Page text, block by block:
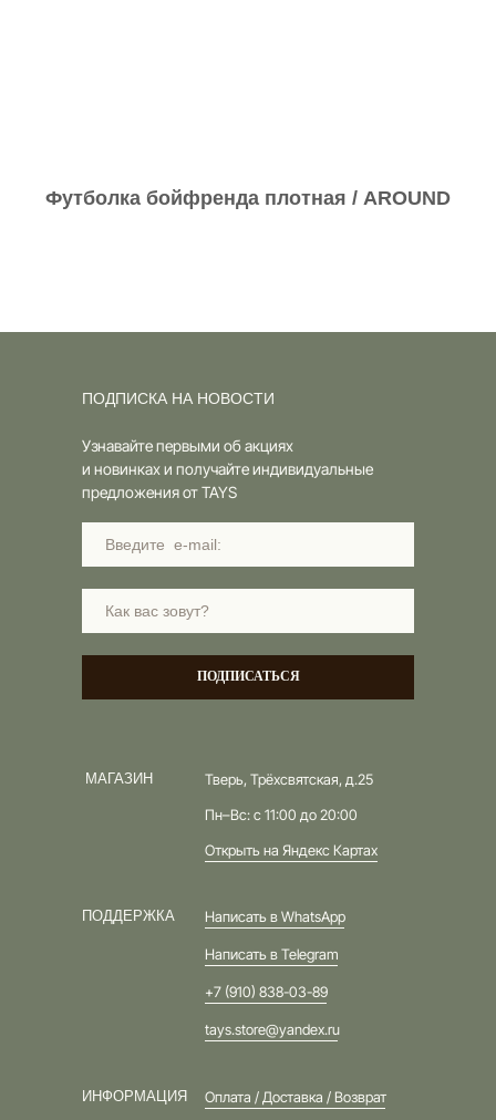
Футболка бойфренда плотная / AROUND
Тверь, Трёхсвятская, д.25
Пн–Вс: с 11:00 до 20:00
Открыть на Яндекс Картах
МАГАЗИН
ПОДДЕРЖКА Написать в WhatsApp
Написать в Telegram
+7 (910) 838-03-89
tays.store@yandex.ru
ИНФОРМАЦИЯ Оплата / Доставка / Возврат
Узнавайте первыми об акциях
и новинках и получайте индивидуальные
предложения от TAYS
ПОДПИСАТЬСЯ
ПОДПИСКА НА НОВОСТИ